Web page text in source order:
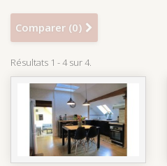
Comparer (0)
Résultats 1 - 4 sur 4.